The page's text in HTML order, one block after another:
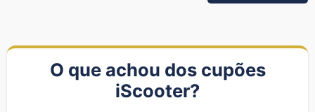
O que achou dos cupões
iScooter?